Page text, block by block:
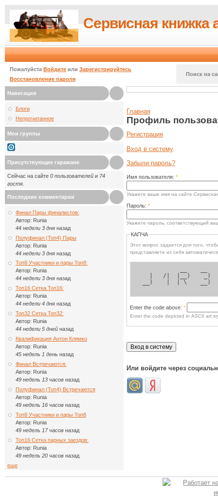
Сервисная книжка
Пожалуйста Войдите или Зарегистрируйтесь
Восстановление пароля
Поиск на
Навигация
Блоги
Непрочитанное
Мои группы
Присутствующие гаражане
Сейчас на сайте 0 пользователей и 74
гостя
Последние комментарии
Финал Пары финалистов:
Автор: Runia
44 недели 3 дняназад
Полуфинал (Топ4) Пары
Автор: Runia
44 недели 3 дняназад
Топ8 Участники и пары Топ8:
Автор: Runia
44 недели 3 дняназад
Топ16 Сетка Топ16:
Автор: Runia
44 недели 4 дняназад
Топ32 Сетка Топ32:
Автор: Runia
44 недели 5 днейназад
Квалификация Антон Клямко
Автор: Runia
45 недель 1 день назад
Финал Встречаются:
Автор: Runia
49 недель 13 часовназад
Полуфинал (Топ4) Встречаются
Автор: Runia
49 недель 16 часовназад
Топ8 Участники и пары Топ8
Автор: Runia
49 недель 17 часовназад
Топ16 Сетка парных заездов:
Автор: Runia
49 недель 20 часовназад
еще
Главная
Профиль
Регистрация
Вход в систему
Забыли пароль?
Имя пользователя: *
Укажите ваше имя на сайте
Пароль: *
Укажите пароль, соответствующий
КАПЧА
Этот вопрос задается для того, чтобы
представляете из себя
   |   /|  |__)    _)
__)    |  | \    __)
Enter the code above: *
Enter the code depicted in ASCII art
Или войдите через